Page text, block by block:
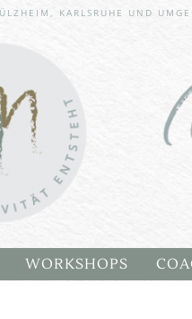
KARLSRUHE UND
WORKSHOPS